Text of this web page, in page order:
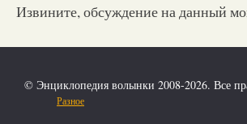
Извините, обсуждение на данный
© Энциклопедия волынки 2008-2026. Все
Разное